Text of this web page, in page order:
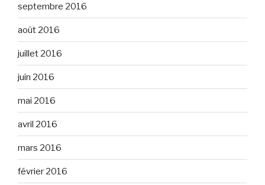
septembre 2016
août 2016
juillet 2016
juin 2016
mai 2016
avril 2016
mars 2016
février 2016